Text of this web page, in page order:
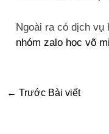
Ngoài ra có dịch vụ
nhóm zalo học võ
← Trước Bài viết